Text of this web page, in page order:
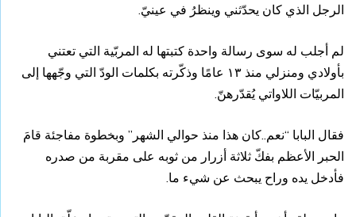
الرجل الذي كان يحدّثني وينظرُ في عينيّ.
لم أجلب له سوى رسالة واحدة كتبتها له المربّية التي تعتني
بأولادي ومنزلي منذ ١٣ عامًا وذكّرته بكلمات الودّ التي وجّهها إلى
المربيّات اللاواتي يُقدّرهنّ.
فقال البابا “نعم..كان هذا منذ حوالي الشهر” وبخطوة مفاجئة قامَ
الحبر الأعظم بفكّ ثلاثة أزرار من ثوبه على مقربة من صدره
فأدخل يده وراح يبحث عن شيء ما.